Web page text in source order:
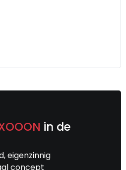
in de
eigenzinnig
concept